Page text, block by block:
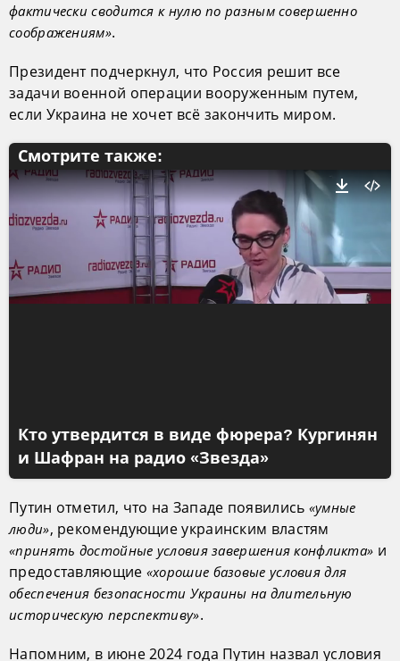
фактически сводится к нулю по разным совершенно
соображениям».
Президент подчеркнул, что Россия решит все
задачи военной операции вооруженным путем,
если Украина не хочет всё закончить миром.
Смотрите также:
Кто утвердится в виде фюрера? Кургинян
и Шафран на радио «Звезда»
Путин отметил, что на Западе появились «умные
люди», рекомендующие украинским властям
«принять достойные условия завершения конфликта» и
предоставляющие «хорошие базовые условия для
обеспечения безопасности Украины на длительную
историческую перспективу».
Напомним, в июне 2024 года Путин назвал условия